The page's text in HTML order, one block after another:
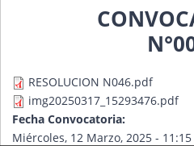
RESOLUCION N046.pdf
img20250317_15293476.pdf
Fecha Convocatoria:
Miércoles, 12 Marzo, 2025 - 11:15